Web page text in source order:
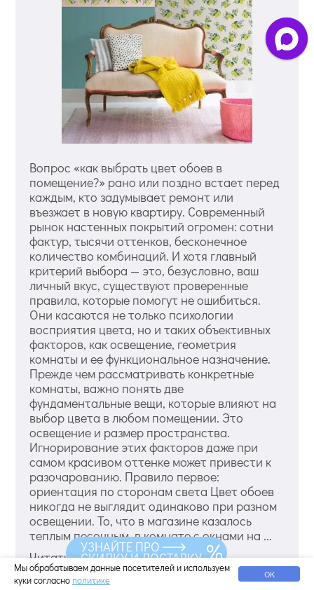
Вопрос «как выбрать цвет обоев в
помещение?» рано или поздно встает перед
каждым, кто задумывает ремонт или
въезжает в новую квартиру. Современный
рынок настенных покрытий огромен: сотни
фактур, тысячи оттенков, бесконечное
количество комбинаций. И хотя главный
критерий выбора — это, безусловно, ваш
личный вкус, существуют проверенные
правила, которые помогут не ошибиться.
Они касаются не только психологии
восприятия цвета, но и таких объективных
факторов, как освещение, геометрия
комнаты и ее функциональное назначение.
Прежде чем рассматривать конкретные
комнаты, важно понять две
фундаментальные вещи, которые влияют на
выбор цвета в любом помещении. Это
освещение и размер пространства.
Игнорирование этих факторов даже при
самом красивом оттенке может привести к
разочарованию. Правило первое:
ориентация по сторонам света Цвет обоев
никогда не выглядит одинаково при разном
освещении. То, что в магазине казалось
теплым песочным, в комнате с окнами на ...
Читать дальше
Мы обрабатываем данные посетителей и используем
куки согласно политике ОК
УЗНАЙТЕ ПРО
СКИДКУ И ДОСТАВКУ